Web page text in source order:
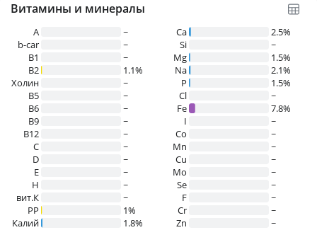
Витамины и минералы
A
~
b-car
~
В1
~
B2
1.1%
Холин
~
B5
~
B6
~
B9
~
B12
~
C
~
D
~
E
~
H
~
вит.К
~
PP
1%
Калий
1.8%
Ca
2.5%
Si
~
Mg
1.5%
Na
2.1%
P
1.5%
Cl
~
Fe
7.8%
I
~
Co
~
Mn
~
Cu
~
Mo
~
Se
~
F
~
Cr
~
Zn
~